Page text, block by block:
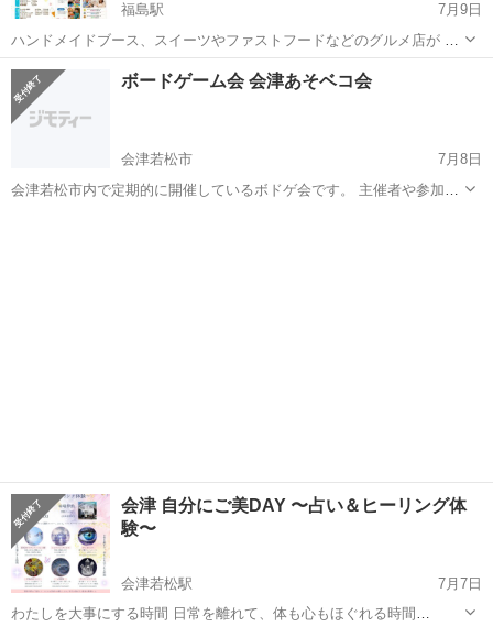
福島駅
7月9日
ハンドメイドブース、スイーツやファストフードなどのグルメ店が 道
の駅ふくしまに集合！ 今回はヨーヨーすくいや千本釣りなどの縁日コ
ーナー 会場のお買い物に使える割引券が当たる 抽選会などワクワクが
盛りだくさん！ なん...
福島 福島駅 その他 会場
ボードゲーム会 会津あそベコ会
会津若松市
7月8日
会津若松市内で定期的に開催しているボドゲ会です。 主催者や参加者
会津 自分にご美DAY 〜占い＆ヒーリング体
験〜
会津若松駅
7月7日
わたしを大事にする時間 日常を離れて、体も心もほぐれる時間